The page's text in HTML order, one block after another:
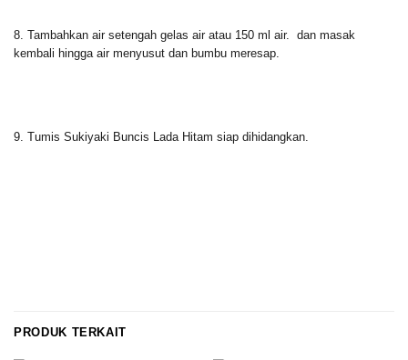
8. Tambahkan air setengah gelas air atau 150 ml air. dan masak
kembali hingga air menyusut dan bumbu meresap.
9. Tumis Sukiyaki Buncis Lada Hitam siap dihidangkan.
PRODUK TERKAIT